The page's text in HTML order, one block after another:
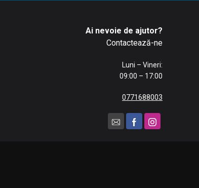
Ai nevoie de ajutor?
Contactează-ne
Luni – Vineri:
09:00 – 17:00
0771688003